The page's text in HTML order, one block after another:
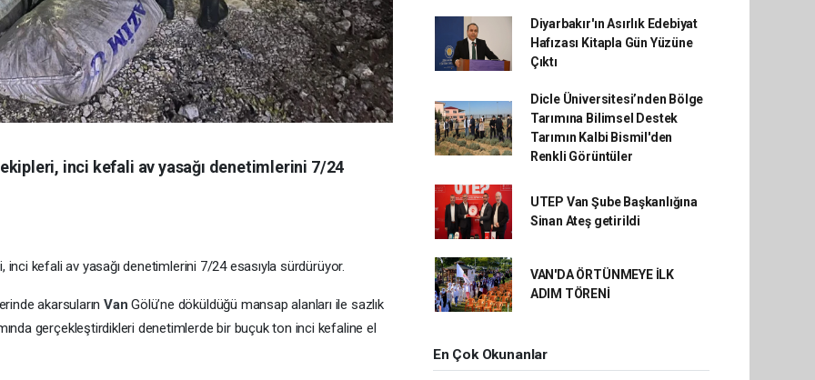
inci kefali av yasağı denetimlerini 7/24
inci kefali av yasağı denetimlerini 7/24 esasıyla sürdürüyor.
akarsuların VanGölü’ne döküldüğü mansap alanları ile sazlık
gerçekleştirdikleri denetimlerde bir buçuk ton inci kefaline el
Diyarbakır'ın Asırlık Edebiyat
Hafızası Kitapla Gün Yüzüne
Çıktı
Dicle Üniversitesi’nden Bölge
Tarımına Bilimsel Destek
Tarımın Kalbi Bismil'den
Renkli Görüntüler
UTEP Van Şube Başkanlığına
Sinan Ateş getirildi
VAN'DA ÖRTÜNMEYE İLK
ADIM TÖRENİ
En Çok Okunanlar